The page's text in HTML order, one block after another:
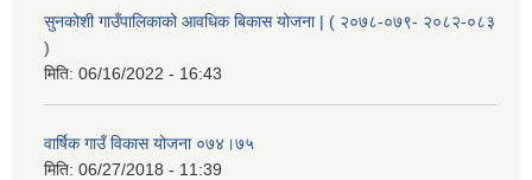
सुनकोशी गाउँपालिकाको आवधिक बिकास योजना | ( २०७८-०७९- २०८२-०८३
)
मिति: 06/16/2022 - 16:43
वार्षिक गाउँ विकास योजना ०७४।७५
मिति: 06/27/2018 - 11:39